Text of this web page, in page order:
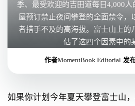
季、最受欢迎的吉田道每日4,000
屋预订禁止夜间攀登的全面禁令，
者措手不及的高海拔。富士山上的
估了这四个因素中的
作者MomentBook Editorial·发
如果你计划今年夏天攀登富士山